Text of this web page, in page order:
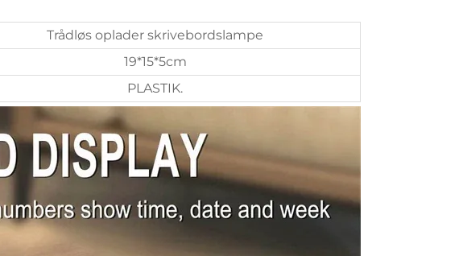
Trådløs oplader skrivebordslampe
19*15*5cm
PLASTIK.